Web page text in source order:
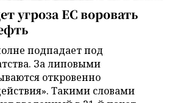
угроза ЕС воровать
подпадает под
За липовыми
откровенно
Такими словами